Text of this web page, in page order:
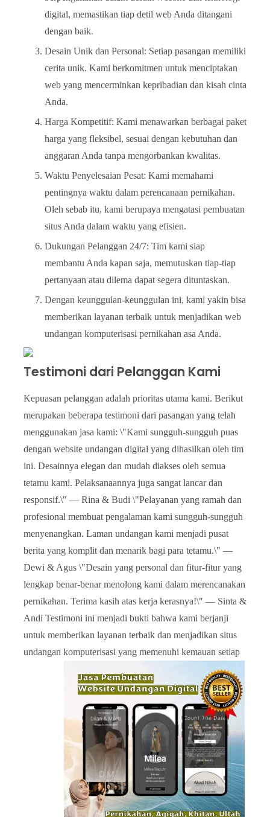
digital, memastikan tiap detil web Anda ditangani
dengan baik.
Desain Unik dan Personal: Setiap pasangan memiliki
cerita unik. Kami berkomitmen untuk menciptakan
web yang mencerminkan kepribadian dan kisah cinta
Anda.
Harga Kompetitif: Kami menawarkan berbagai paket
harga yang fleksibel, sesuai dengan kebutuhan dan
anggaran Anda tanpa mengorbankan kwalitas.
Waktu Penyelesaian Pesat: Kami memahami
pentingnya waktu dalam perencanaan pernikahan.
Oleh sebab itu, kami berupaya mengatasi pembuatan
situs Anda dalam waktu yang efisien.
Dukungan Pelanggan 24/7: Tim kami siap
membantu Anda kapan saja, memutuskan tiap-tiap
pertanyaan atau dilema dapat segera dituntaskan.
Dengan keunggulan-keunggulan ini, kami yakin bisa
memberikan layanan terbaik untuk menjadikan web
undangan komputerisasi pernikahan asa Anda.
Testimoni dari Pelanggan Kami
Kepuasan pelanggan adalah prioritas utama kami. Berikut
merupakan beberapa testimoni dari pasangan yang telah
menggunakan jasa kami: \"Kami sungguh-sungguh puas
dengan website undangan digital yang dihasilkan oleh tim
ini. Desainnya elegan dan mudah diakses oleh semua
tetamu kami. Pelaksanaannya juga sangat lancar dan
responsif.\" — Rina & Budi \"Pelayanan yang ramah dan
profesional membuat pengalaman kami sungguh-sungguh
menyenangkan. Laman undangan kami menjadi pusat
berita yang komplit dan menarik bagi para tetamu.\" —
Dewi & Agus \"Desain yang personal dan fitur-fitur yang
lengkap benar-benar menolong kami dalam merencanakan
pernikahan. Terima kasih atas kerja kerasnya!\" — Sinta &
Andi Testimoni ini menjadi bukti bahwa kami berjanji
untuk memberikan layanan terbaik dan menjadikan situs
undangan komputerisasi yang memenuhi kemauan setiap